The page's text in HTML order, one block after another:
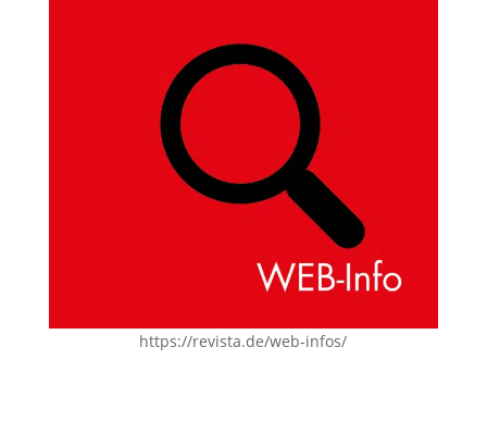
https://revista.de/web-infos/